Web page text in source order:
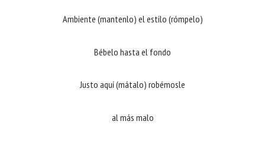
Ambiente (mantenlo) el estilo (rómpelo)
Bébelo hasta el fondo
Justo aquí (mátalo) robémosle
al más malo